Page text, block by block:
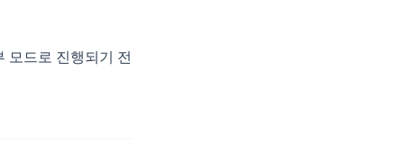
모드로 진행되기 전